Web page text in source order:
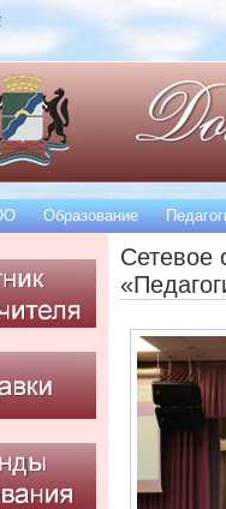
Сетевое
Образование